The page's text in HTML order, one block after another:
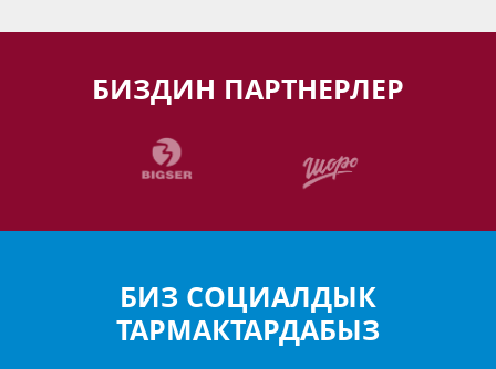
БИЗДИН ПАРТНЕРЛЕР
БИЗ СОЦИАЛДЫК
ТАРМАКТАРДАБЫЗ